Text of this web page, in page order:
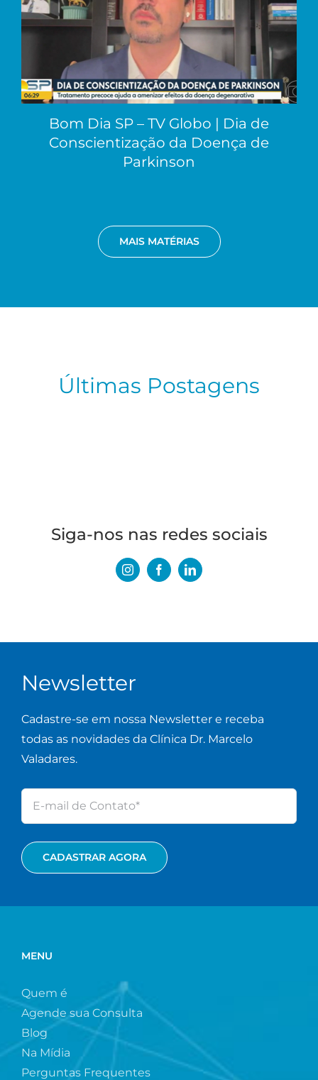
Bom Dia SP – TV Globo | Dia de
Conscientização da Doença de
Parkinson
MAIS MATÉRIAS
Últimas Postagens
Siga-nos nas redes sociais
Newsletter
Cadastre-se em nossa Newsletter e receba
todas as novidades da Clínica Dr. Marcelo
Valadares.
MENU
Quem é
Agende sua Consulta
Blog
Na Mídia
Perguntas Frequentes